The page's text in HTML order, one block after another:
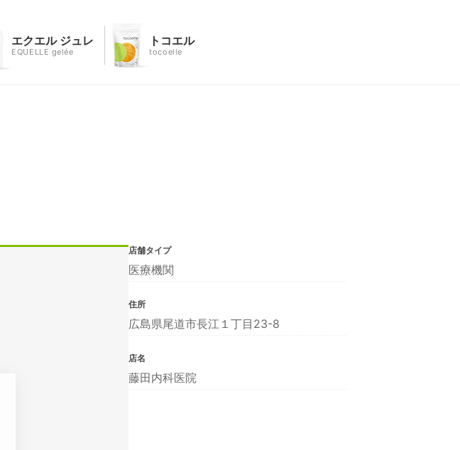
エクエル ジュレ
EQUELLE gelée
トコエル
tocoelle
店舗タイプ
医療機関
住所
広島県尾道市長江１丁目23-8
店名
藤田内科医院